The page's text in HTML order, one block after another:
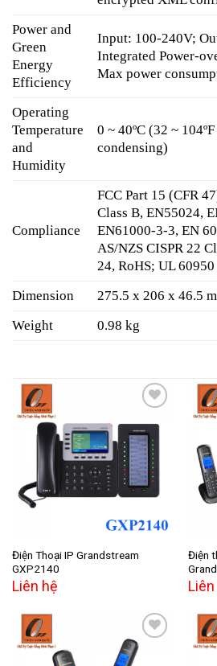
Power and
Green
Energy
Efficiency
Input: 100-240V;
Integrated Power-
Max power
Operating
Temperature
and
Humidity
0 ~ 40ºC (32 ~
condensing)
Compliance
FCC Part 15 (CFR
Class B, EN55024,
EN61000-3-3, EN
AS/NZS CISPR 22
24, RoHS; UL
Dimension
275.5 x 206 x 46.5
Weight
0.98 kg
Add to
wishlist
Điện Thoại IP Grandstream
GXP2140
Liên hệ
Điện